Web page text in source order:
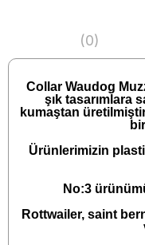
(0)
Collar Waudog
şık tasarımlara
kumaştan
Ürünlerimizin
No:3
Rottwailer, saint